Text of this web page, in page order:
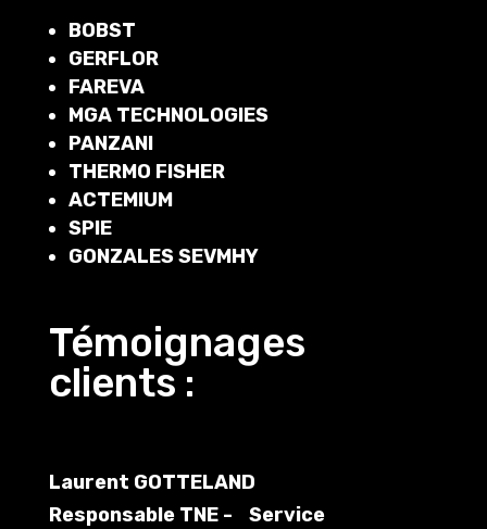
BOBST
GERFLOR
FAREVA
MGA TECHNOLOGIES
PANZANI
THERMO FISHER
ACTEMIUM
SPIE
GONZALES SEVMHY
Témoignages
clients :
Laurent GOTTELAND
Responsable TNE - Service